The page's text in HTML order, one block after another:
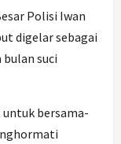
Polisi Iwan
digelar sebagai
suci
untuk bersama-